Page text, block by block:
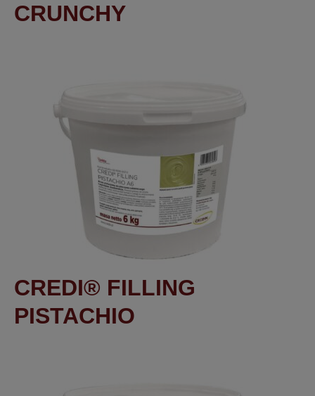
CRUNCHY
CREDI® FILLING
PISTACHIO